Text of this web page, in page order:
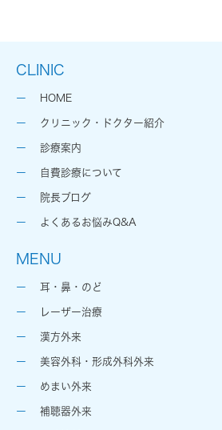
CLINIC
HOME
クリニック・ドクター紹介
診療案内
自費診療について
院長ブログ
よくあるお悩みQ&A
MENU
耳・鼻・のど
レーザー治療
漢方外来
美容外科・形成外科外来
めまい外来
補聴器外来